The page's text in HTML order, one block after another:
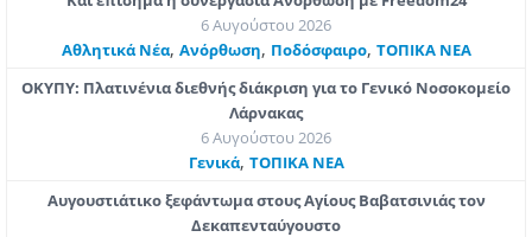
6 Αυγούστου 2026
Αθλητικά Νέα, Ανόρθωση, Ποδόσφαιρο, ΤΟΠΙΚΑ ΝΕΑ
ΟΚΥΠΥ: Πλατινένια διεθνής διάκριση για το Γενικό Νοσοκομείο
Λάρνακας
6 Αυγούστου 2026
Γενικά, ΤΟΠΙΚΑ ΝΕΑ
Αυγουστιάτικο ξεφάντωμα στους Αγίους Βαβατσινιάς τον
Δεκαπενταύγουστο